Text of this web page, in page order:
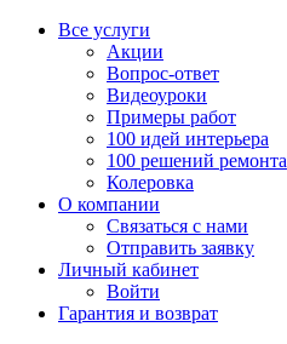
Все услуги
Акции
Вопрос-ответ
Видеоуроки
Примеры работ
100 идей интерьера
100 решений ремонта
Колеровка
О компании
Связаться с нами
Отправить заявку
Личный кабинет
Войти
Гарантия и возврат